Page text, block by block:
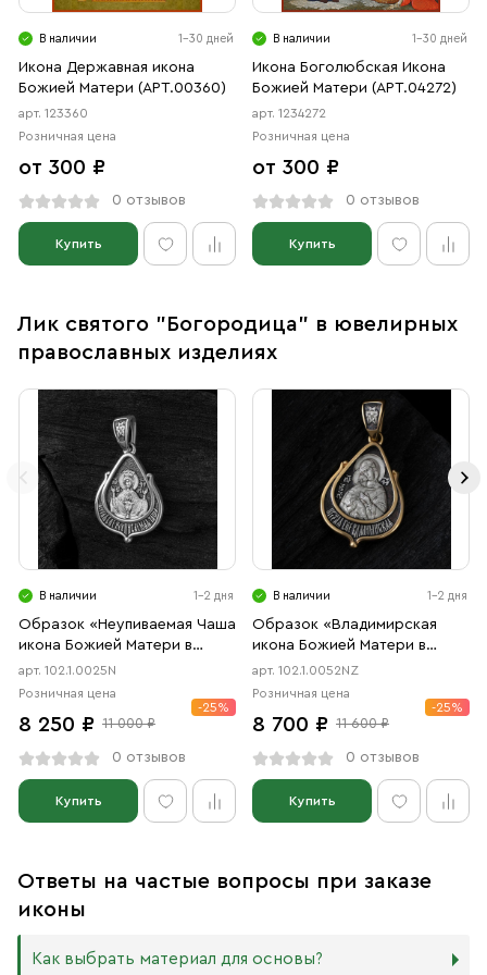
В наличии 1-30 дней
Икона Державная икона
Божией Матери (АРТ.00360)
арт. 123360
Розничная цена
от 300 ₽
0 отзывов
Купить
В наличии 1-30 дней
Икона Боголюбская Икона
Божией Матери (АРТ.04272)
арт. 1234272
Розничная цена
от 300 ₽
0 отзывов
Купить
Лик святого "Богородица" в ювелирных
православных изделиях
В наличии 1-2 дня
Образок «Неупиваемая Чаша
икона Божией Матери в
форме цаты» чернение
арт. 102.1.0025N
Розничная цена
8 250 ₽ 11 000 ₽
-25%
0 отзывов
Купить
В наличии 1-2 дня
Образок «Владимирская
икона Божией Матери в
форме цаты» чернение,
позолота
арт. 102.1.0052NZ
Розничная цена
8 700 ₽ 11 600 ₽
-25%
0 отзывов
Купить
Ответы на частые вопросы при заказе
иконы
Как выбрать материал для основы?